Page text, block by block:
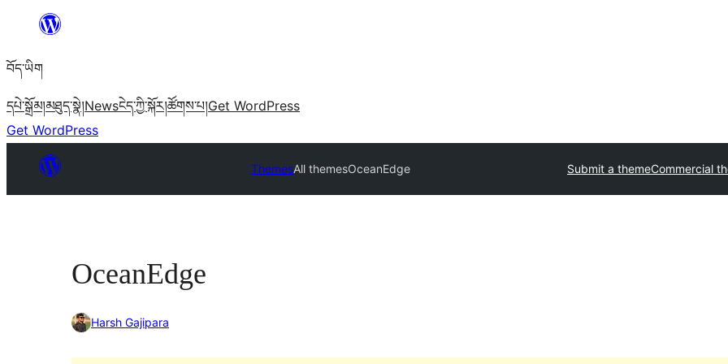
content
བོད་ཡིག
དཔེ་སྒྲོམ།མཐུད་སྣེ།Newsངེད་ཀྱི་སྐོར།ཚོགས་པ།Get WordPress
Get WordPress
ThemesAll themesOceanEdge Submit a themeCommercial
OceanEdge
Harsh Gajipara